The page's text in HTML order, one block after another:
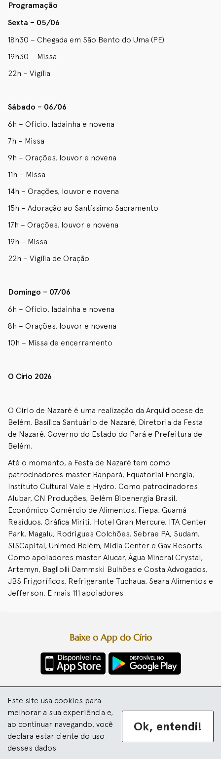
Programação
Sexta – 05/06
18h30 – Chegada em São Bento do Uma (PE)
19h30 – Missa
22h – Vigília
Sábado – 06/06
6h – Ofício, ladainha e novena
7h – Missa
9h – Orações, louvor e novena
11h – Missa
14h – Orações, louvor e novena
15h – Adoração ao Santíssimo Sacramento
17h – Orações, louvor e novena
19h – Missa
22h – Vigília de Oração
Domingo – 07/06
6h – Ofício, ladainha e novena
8h – Orações, louvor e novena
10h – Missa de encerramento
O Círio 2026
O Círio de Nazaré é uma realização da Arquidiocese de
Belém, Basílica Santuário de Nazaré, Diretoria da Festa
de Nazaré, Governo do Estado do Pará e Prefeitura de
Belém.
Até o momento, a Festa de Nazaré tem como
patrocinadores master Banpará, Equatorial Energia,
Instituto Cultural Vale e Hydro. Como patrocinadores
Alubar, CN Produções, Belém Bioenergia Brasil,
Econômico Comércio de Alimentos, Fiepa, Guamá
Resíduos, Gráfica Miriti, Hotel Gran Mercure, ITA Center
Park, Magalu, Rodrigues Colchões, Sebrae PA, Sudam,
SISCapital, Unimed Belém, Mídia Center e Gav Resorts.
Como apoiadores master Alucar, Água Mineral Crystal,
Artemyn, Bagliolli Dammski Bulhões e Costa Advogados,
JBS Frigoríficos, Refrigerante Tuchaua, Seara Alimentos e
Jefferson. E mais 111 apoiadores.
Este site usa cookies para
melhorar a sua experiência e,
ao continuar navegando, você
declara estar ciente do uso
desses dados.
Ok, entendi!
Basílica Santuário de Nazaré
Arquidiocese de Belém
Baixe o App do Círio